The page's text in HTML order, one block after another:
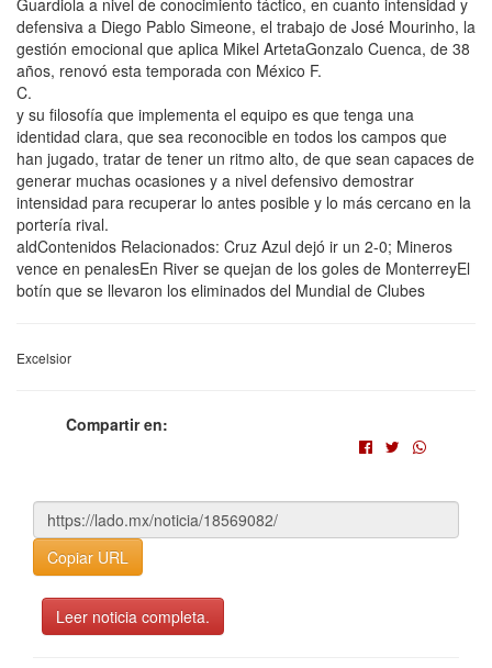
defensiva a Diego Pablo Simeone, el trabajo de José Mourinho, la
gestión emocional que aplica Mikel ArtetaGonzalo Cuenca, de 38
años, renovó esta temporada con México F.
C.
y su filosofía que implementa el equipo es que tenga una
identidad clara, que sea reconocible en todos los campos que
han jugado, tratar de tener un ritmo alto, de que sean capaces de
generar muchas ocasiones y a nivel defensivo demostrar
intensidad para recuperar lo antes posible y lo más cercano en la
portería rival.
aldContenidos Relacionados: Cruz Azul dejó ir un 2-0; Mineros
vence en penalesEn River se quejan de los goles de MonterreyEl
botín que se llevaron los eliminados del Mundial de Clubes
Excelsior
Compartir en:
Copiar URL
Leer noticia completa.